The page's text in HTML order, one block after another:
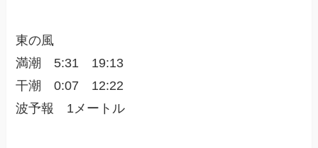
東の風
満潮 5:31 19:13
干潮 0:07 12:22
波予報 1メートル